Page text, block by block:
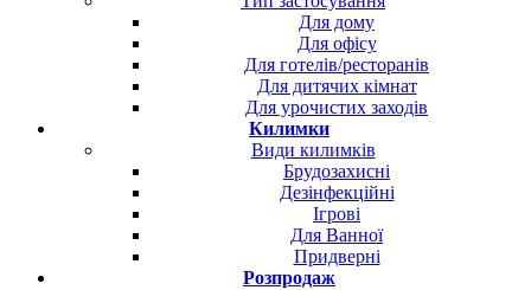
Для дому
Для офісу
Для готелів/ресторанів
Для дитячих кімнат
Для урочистих заходів
Килимки
Види килимків
Брудозахисні
Дезінфекційні
Ігрові
Для Ванної
Придверні
Розпродаж